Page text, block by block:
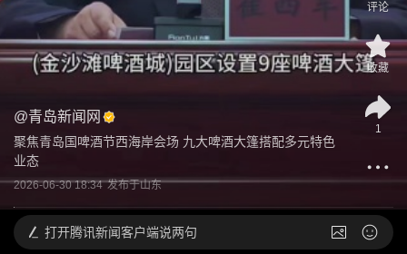
@青岛新闻网
聚焦青岛国啤酒节西海岸会场 九大啤酒大篷搭配多元特色
业态
2026-06-30 18:34 发布于山东
评论
收藏
1
打开腾讯新闻客户端说两句